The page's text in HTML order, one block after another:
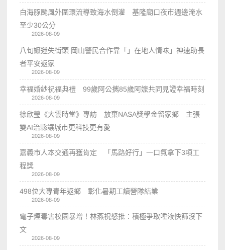
白海豚颱風外圍環流導致海水倒灌 基隆廟口夜市週邊淹水
至少30公分
2026-08-09
八旬嬤迷失街頭 岡山警民合作靠「」在地人情味」神速助長
者平安返家
2026-08-09
幸福婚紗祝福典禮 99歲阿公𢹂85歲阿嬤共同見證幸福時刻
2026-08-09
徐欣瑩《大雲時堂》專訪 放棄NASA獎學金留家鄉 主張
雙AI治縣讓城市更科技更有愛
2026-08-09
嘉義市人本交通再獲肯定 「馬路好行」一口氣拿下3項工
程獎
2026-08-09
498位大專青年返鄉 彰化暑期工讀營隊結業
2026-08-09
電子煙毒害校園暴增！林燕祝怒批：積極爭取唾液快篩沒下
文
2026-08-09